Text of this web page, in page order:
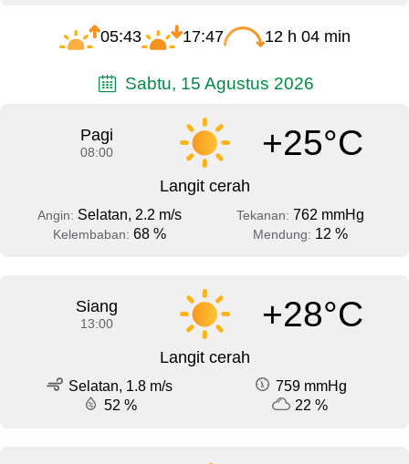
05:43 17:47 12 h 04 min
Sabtu, 15 Agustus 2026
Pagi
08:00 +25°C
Langit cerah
Angin: Selatan, 2.2 m/s Tekanan: 762 mmHg
Kelembaban: 68 % Mendung: 12 %
Siang
13:00 +28°C
Langit cerah
Selatan, 1.8 m/s
759 mmHg
52 %
22 %